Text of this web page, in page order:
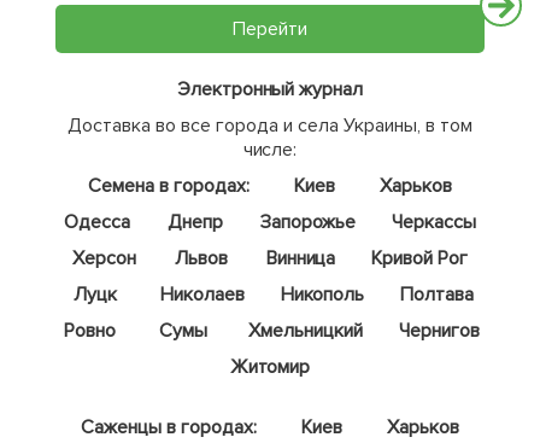
Перейти
Электронный журнал
Доставка во все города и села Украины, в том
числе:
Семена в городах:
Киев
Харьков
Одесса
Днепр Запорожье
Черкассы
Херсон
Львов Винница
Кривой Рог
Луцк
Николаев Никополь
Полтава
Ровно
Сумы Хмельницкий
Чернигов
Житомир
Саженцы в городах: Киев
Харьков